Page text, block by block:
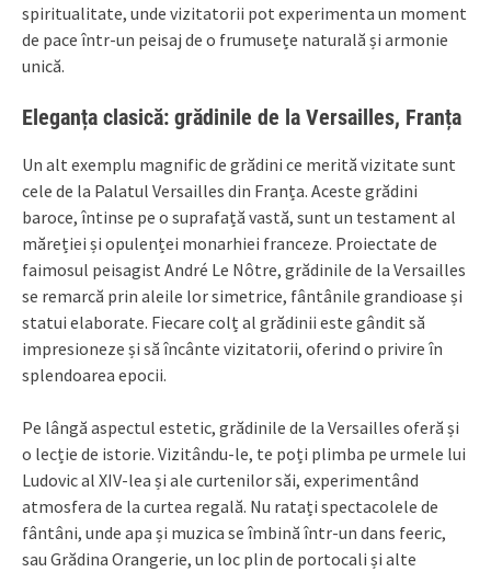
spiritualitate, unde vizitatorii pot experimenta un moment
de pace într-un peisaj de o frumusețe naturală și armonie
unică.
Eleganța clasică: grădinile de la Versailles, Franța
Un alt exemplu magnific de grădini ce merită vizitate sunt
cele de la Palatul Versailles din Franța. Aceste grădini
baroce, întinse pe o suprafață vastă, sunt un testament al
măreției și opulenței monarhiei franceze. Proiectate de
faimosul peisagist André Le Nôtre, grădinile de la Versailles
se remarcă prin aleile lor simetrice, fântânile grandioase și
statui elaborate. Fiecare colț al grădinii este gândit să
impresioneze și să încânte vizitatorii, oferind o privire în
splendoarea epocii.
Pe lângă aspectul estetic, grădinile de la Versailles oferă și
o lecție de istorie. Vizitându-le, te poți plimba pe urmele lui
Ludovic al XIV-lea și ale curtenilor săi, experimentând
atmosfera de la curtea regală. Nu ratați spectacolele de
fântâni, unde apa și muzica se îmbină într-un dans feeric,
sau Grădina Orangerie, un loc plin de portocali și alte